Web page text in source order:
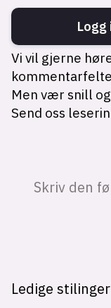
Ledige stilinger